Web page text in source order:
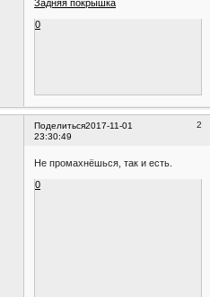
Задняя покрышка
0
Поделиться 2
2017-11-01
23:30:49
Не промахнёшься, так и есть.
0